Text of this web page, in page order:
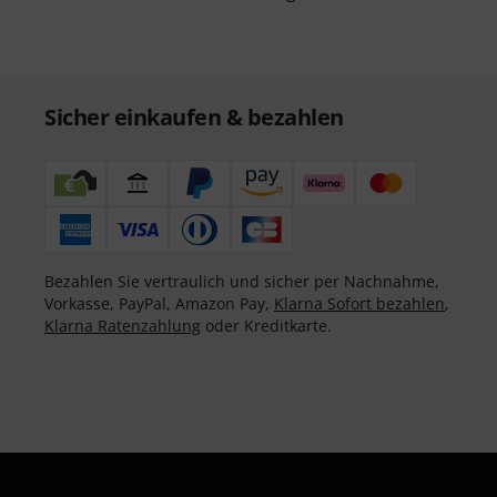
Sicher einkaufen & bezahlen
Bezahlen Sie vertraulich und sicher per Nachnahme,
Vorkasse, PayPal, Amazon Pay, Klarna Sofort bezahlen,
Klarna Ratenzahlung oder Kreditkarte.